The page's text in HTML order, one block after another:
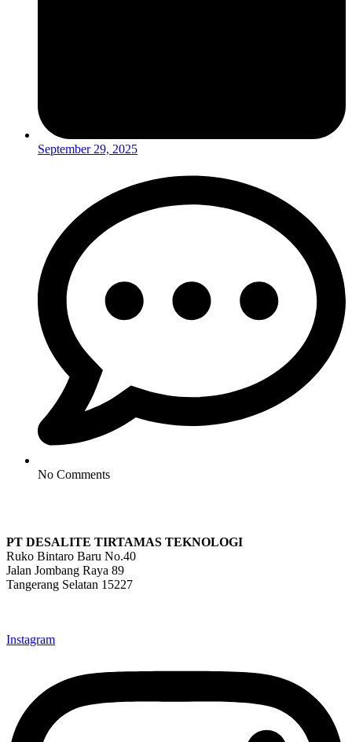
September 29, 2025
No Comments
PT DESALITE TIRTAMAS TEKNOLOGI
Ruko Bintaro Baru No.40
Jalan Jombang Raya 89
Tangerang Selatan 15227
Instagram